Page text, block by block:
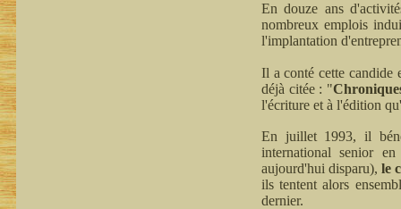
En douze ans
nombreux emplois
l'implantation
Il a conté cette candide
déjà citée : "
l'écriture et à l'édition
En juillet 1993, il
international senior
aujourd'hui disparu), le
ils tentent alors
dernier.